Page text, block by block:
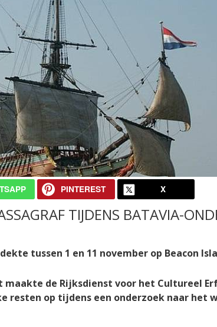
PINTEREST X
TIJDENS BATAVIA-
tussen 1 en 11 november op Beacon
de Rijksdienst voor het Cultureel
resten op tijdens een onderzoek naar het